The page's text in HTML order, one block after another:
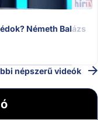
Németh Balázs
népszerű videók